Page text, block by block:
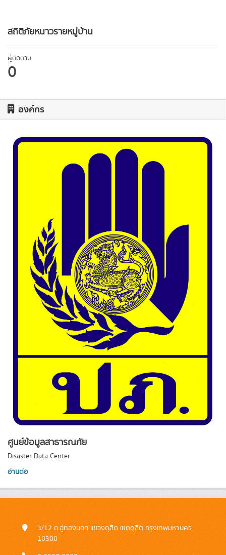
สถิติภัยหนาวรายหมู่บ้าน
ผู้ติดตาม
0
องค์กร
ศูนย์ข้อมูลสาธารณภัย
Disaster Data Center
อ่านต่อ
3/12 ถ.อู่ทองนอก แขวงดุสิต เขตดุสิต กรุงเทพมหานคร
10300